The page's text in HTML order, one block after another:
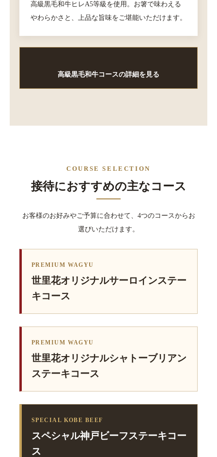
高級黒毛和牛ヒレA5等級を使用。お箸で味わえる
やわらかさと、上品な旨味をご堪能いただけます。
高級黒毛和牛コースの詳細を見る
COURSE SELECTION
接待におすすめの主なコース
お客様のお好みやご予算に合わせて、4つのコースからお
選びいただけます。
PREMIUM WAGYU
世里花オリジナルサーロインステー
キコース
PREMIUM WAGYU
世里花オリジナルシャトーブリアン
ステーキコース
SPECIAL KOBE BEEF
スペシャル神戸ビーフステーキコー
ス